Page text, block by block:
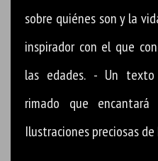
sobre quiénes son y la
inspirador con el que
las edades. - Un texto
rimado que
Ilustraciones preciosas